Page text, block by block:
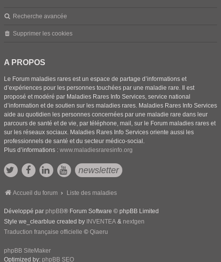
Recherche avancée
Supprimer les cookies
A PROPOS
Le Forum maladies rares est un espace de partage d’informations et
d’expériences pour les personnes touchées par une maladie rare. Il est
proposé et modéré par Maladies Rares Info Services, service national
d’information et de soutien sur les maladies rares. Maladies Rares Info Services
aide au quotidien les personnes concernées par une maladie rare dans leur
parcours de santé et de vie, par téléphone, mail, sur le Forum maladies rares et
sur les réseaux sociaux. Maladies Rares Info Services oriente aussi les
professionnels de santé et du secteur médico-social.
Plus d’informations : www.maladiesraresinfo.org
newsletter
Accueil du forum Liste des maladies
Développé par phpBB® Forum Software © phpBB Limited
Style we_clearblue created by INVENTEA & nextgen
Traduction française officielle © Qiaeru
phpBB SiteMaker
Optimized by: phpBB SEO